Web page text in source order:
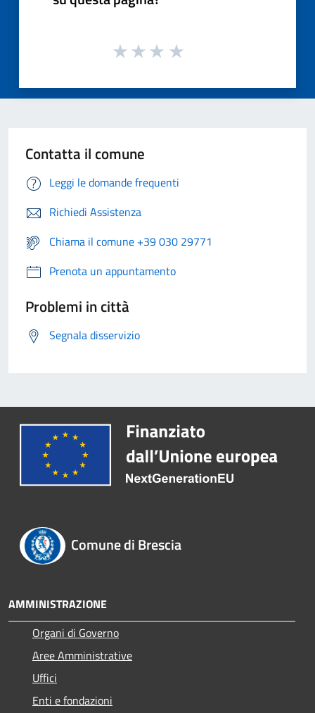
Contatta il comune
Leggi le domande frequenti
Richiedi Assistenza
Chiama il comune +39 030 29771
Prenota un appuntamento
Problemi in città
Segnala disservizio
Comune di Brescia
AMMINISTRAZIONE
Organi di Governo
Aree Amministrative
Uffici
Enti e fondazioni